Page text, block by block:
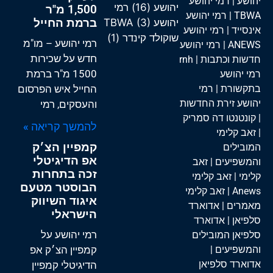
TBWA
| רמי יהושע
אינסייד | רמי יהושע
ANEWS
| רמי יהושע
חדשות וכתבות
| rnh
רמי יהושע
בתקשורת | רמי
יהושע זירת החדשות
| קונטנטו דה סמריק
| זאב קלימי
המובילים
והמשפיעים | זאב
קלימי | זאב קלימי
Anews
| זאב קלימי
מאמרים | אדוארד
סלפיאן | אדוארד
סלפיאן המובילים
והמשפיעים |
אדוארד סלפיאן
יהושע(16)
רמי
יהושע TBWA (3)
שוקולד קינדר(1)
1,500 מ"ר
ברמת החייל
רמי יהושע – מו"מ
חדש על שכירות
1500 מ"ר ברמת
החייל איש הפרסום
והעסקים, רמי
להמשך קריאה »
קמפיין הצ׳ק
אפ הדיגיטלי
זכה בתחרות
הבוסטר מטעם
איגוד השיווק
הישראלי
רמי יהושע על
קמפיין הצ׳ק אפ
הדיגיטלי קמפיין